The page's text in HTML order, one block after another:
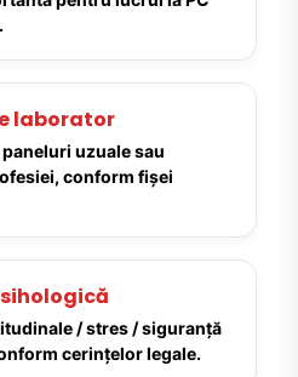
laborator
uzuale sau
conform fișei
/ stres / siguranță
cerințelor legale.